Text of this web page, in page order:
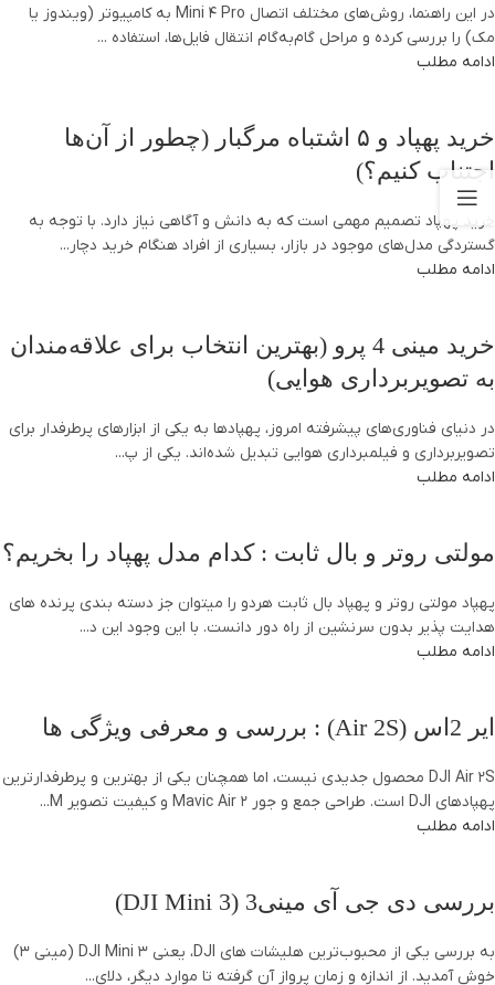
در این راهنما، روش‌های مختلف اتصال Mini 4 Pro به کامپیوتر (ویندوز یا
مک) را بررسی کرده و مراحل گام‌به‌گام انتقال فایل‌ها، استفاده ...
ادامه مطلب
خرید پهپاد و ۵ اشتباه مرگبار (چطور از آن‌ها
اجتناب کنیم؟)
خرید پهپاد تصمیم مهمی است که به دانش و آگاهی نیاز دارد. با توجه به
گستردگی مدل‌های موجود در بازار، بسیاری از افراد هنگام خرید دچار...
ادامه مطلب
خرید مینی 4 پرو (بهترین انتخاب برای علاقه‌مندان
به تصویربرداری هوایی)
در دنیای فناوری‌های پیشرفته امروز، پهپادها به یکی از ابزارهای پرطرفدار برای
تصویربرداری و فیلمبرداری هوایی تبدیل شده‌اند. یکی از پ...
ادامه مطلب
مولتی روتر و بال ثابت : کدام مدل پهپاد را بخریم؟
پهپاد مولتی روتر و پهپاد بال ثابت هردو را میتوان جز دسته بندی پرنده های
هدایت پذیر بدون سرنشین از راه دور دانست. با این وجود این د...
ادامه مطلب
ایر 2اس (Air 2S) : بررسی و معرفی ویژگی ها
DJI Air 2S محصول جدیدی نیست، اما همچنان یکی از بهترین و پرطرفدارترین
پهپادهای DJI است. طراحی جمع و جور Mavic Air 2 و کیفیت تصویر M...
ادامه مطلب
بررسی دی جی آی مینی3 (DJI Mini 3)
به بررسی یکی از محبوب‌ترین هلیشات های DJI، یعنی DJI Mini 3 (مینی 3)
خوش آمدید. از اندازه و زمان پرواز آن گرفته تا موارد دیگر، دلای...